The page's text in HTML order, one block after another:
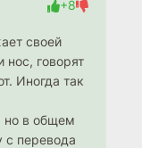
+8
своей
нос, говорят
Иногда так
но в общем
с перевода